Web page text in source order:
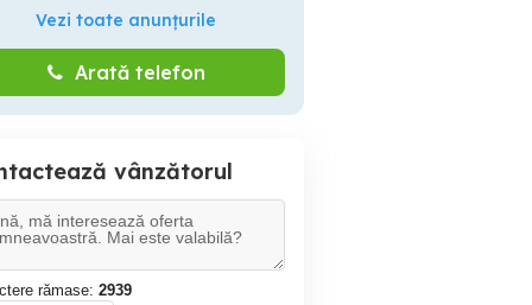
Vezi toate anunțurile
Arată telefon
vânzătorul
rămase: 2939